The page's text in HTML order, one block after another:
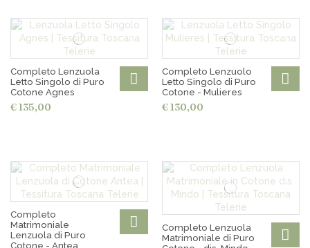
Completo Lenzuola
Letto Singolo di Puro
Cotone Agnes
€ 135,00
Completo Lenzuolo
Letto Singolo di Puro
Cotone - Mulieres
€ 130,00
Completo
Matrimoniale
Lenzuola di Puro
Cotone - Antea
Completo Lenzuola
Matrimoniale di Puro